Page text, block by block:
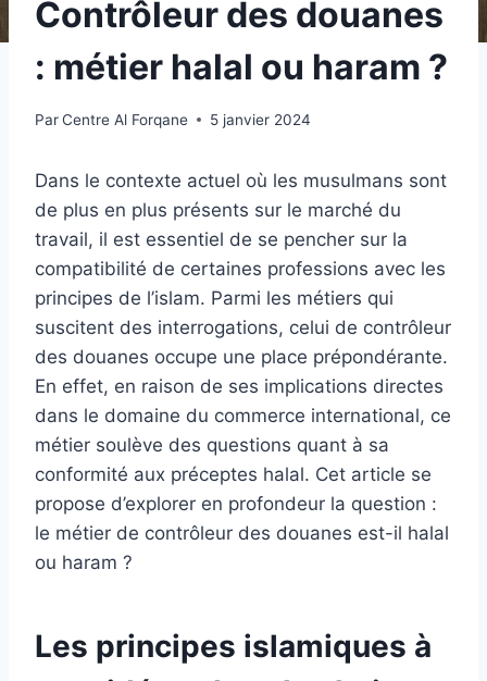
Contrôleur des douanes
: métier halal ou haram ?
ParCentre Al Forqane 5 janvier 2024
Dans le contexte actuel où les musulmans sont
de plus en plus présents sur le marché du
travail, il est essentiel de se pencher sur la
compatibilité de certaines professions avec les
principes de l’islam. Parmi les métiers qui
suscitent des interrogations, celui de contrôleur
des douanes occupe une place prépondérante.
En effet, en raison de ses implications directes
dans le domaine du commerce international, ce
métier soulève des questions quant à sa
conformité aux préceptes halal. Cet article se
propose d’explorer en profondeur la question :
le métier de contrôleur des douanes est-il halal
ou haram ?
Les principes islamiques à